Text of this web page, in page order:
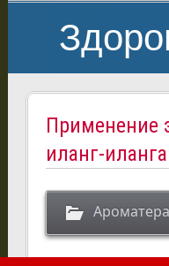
Применение
иланг-